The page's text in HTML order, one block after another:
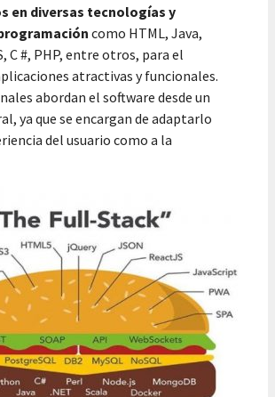
en diversas tecnologías y
como HTML, Java,
C #, PHP, entre otros, para el
atractivas y funcionales.
abordan el software desde un
ya que se encargan de adaptarlo
del usuario como a la